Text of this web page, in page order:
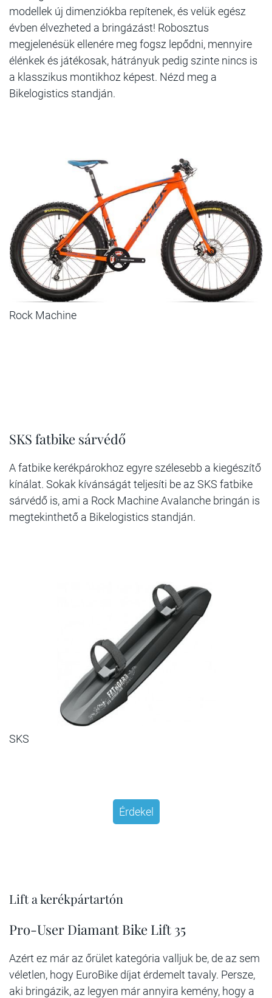
modellek új dimenziókba repítenek, és velük egész
évben élvezheted a bringázást! Robosztus
megjelenésük ellenére meg fogsz lepődni, mennyire
élénkek és játékosak, hátrányuk pedig szinte nincs is
a klasszikus montikhoz képest. Nézd meg a
Bikelogistics standján.
Rock Machine
SKS fatbike sárvédő
A fatbike kerékpárokhoz egyre szélesebb a kiegészítő
kínálat. Sokak kívánságát teljesíti be az SKS fatbike
sárvédő is, ami a Rock Machine Avalanche bringán is
megtekinthető a Bikelogistics standján.
SKS
Érdekel
Lift a kerékpártartón
Pro-User Diamant Bike Lift 35
Azért ez már az őrület kategória valljuk be, de az sem
véletlen, hogy EuroBike díjat érdemelt tavaly. Persze,
aki bringázik, az legyen már annyira kemény, hogy a